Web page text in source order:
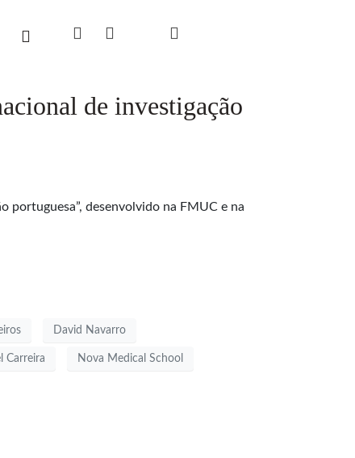
de investigação
portuguesa”, desenvolvido na FMUC e na
David Navarro
Carreira Nova Medical School